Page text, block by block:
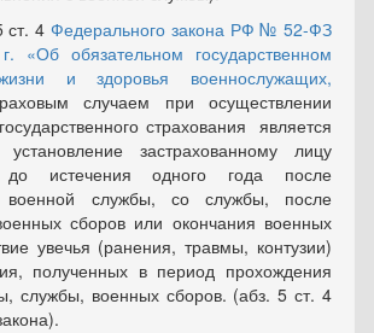
ст. 4 Федерального закона РФ № 52-ФЗ
«Об обязательном государственном
и здоровья военнослужащих,
случаем при осуществлении
страхования является
застрахованному лицу
до истечения одного года после
военной службы, со службы, после
сборов или окончания военных
увечья (ранения, травмы, контузии)
полученных в период прохождения
службы, военных сборов. (абз. 5 ст. 4